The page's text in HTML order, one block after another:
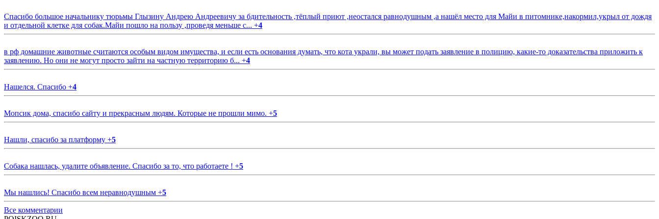
Спасибо большое начальнику тюрьмы Глызину Андрею Андреевичу за бдительность ,тёплый приют ,неостался равнодушным ,а нашёл место для Майи в питомнике,накормил,укрыл от дождя
и отдельной клетке для собак.Майи пошло на пользу ,проведя меньше с... +4
в рф домашние животные считаются особым видом имущества, и если есть основания думать, что кота украли, вы может подать заявление в полицию, какие-то доказательства приложить к
заявлению. Но они не могут просто зайти на частную территорию б... +4
Нашелся. Спасибо +4
Мопсик дома, спасибо сайту и прекрасным людям. Которые не прошли мимо. +5
Нашли, спасибо за платформу +5
Собака нашлась, удалите объявление. Спасибо за то, что работаете ! +5
Мы нашлись! Спасибо всем неравнодушным +5
Все комментарии